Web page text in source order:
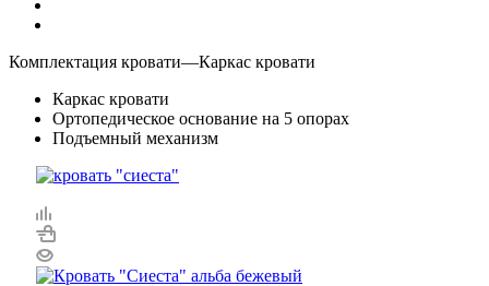
Комплектация кровати—Каркас кровати
Каркас кровати
Ортопедическое основание на 5 опорах
Подъемный механизм